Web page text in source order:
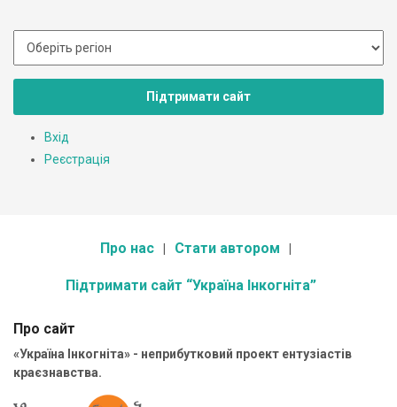
Підтримати сайт
Вхід
Реєстрація
Про нас Стати автором
Підтримати сайт “Україна Інкогніта”
Про сайт
«Україна Інкогніта» - неприбутковий проект ентузіастів
краєзнавства.